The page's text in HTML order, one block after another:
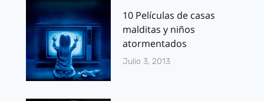
10 Películas de casas
malditas y niños
atormentados
Julio 3, 2013